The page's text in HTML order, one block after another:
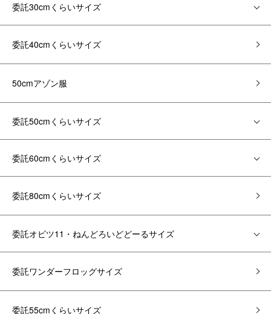
委託30cmくらいサイズ
委託40cmくらいサイズ
50cmアゾン服
委託50cmくらいサイズ
委託60cmくらいサイズ
委託80cmくらいサイズ
委託オビツ11・ねんどろいどどーるサイズ
委託ワンダーフロッグサイズ
委託55cmくらいサイズ